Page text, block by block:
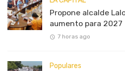
Propone alcalde
aumento para 2027
7 horas ago
Populares